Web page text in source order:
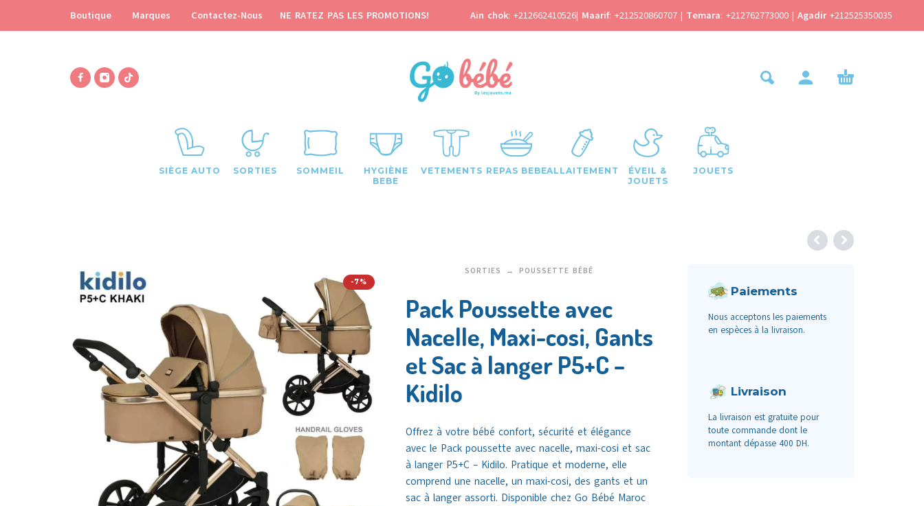
Boutique Marques Contactez-Nous NE RATEZ PAS LES PROMOTIONS! Ain chok: +212662410526| Maarif: +212520860707 | Temara: +212762773000 | Agadir +212525350035
SIÈGE AUTO SORTIES SOMMEIL
HYGIÈNE
BEBE
VETEMENTS REPAS BEBEALLAITEMENT
ÉVEIL &
JOUETS
JOUETS
-7%
SORTIES POUSSETTE BÉBÉ
Pack Poussette avec
Nacelle, Maxi-cosi, Gants
et Sac à langer P5+C –
Kidilo
Offrez à votre bébé confort, sécurité et élégance
avec le Pack poussette avec nacelle, maxi-cosi et sac
à langer P5+C – Kidilo. Pratique et moderne, elle
comprend une nacelle, un maxi-cosi, des gants et un
sac à langer assorti. Disponible chez Go Bébé Maroc
Paiements
Nous acceptons les paiements
en espèces à la livraison.
Livraison
La livraison est gratuite pour
toute commande dont le
montant dépasse 400 DH.